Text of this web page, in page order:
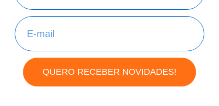
QUERO RECEBER NOVIDADES!